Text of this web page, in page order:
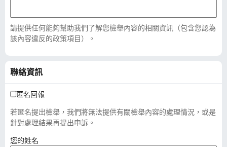
請提供任何能夠幫助我們了解您檢舉內容的相關資訊（包含您認為
該內容違反的政策項目）。
聯絡資訊
匿名回報
若匿名提出檢舉，我們將無法提供有關檢舉內容的處理情況，或是
針對處理結果再提出申訴。
您的姓名